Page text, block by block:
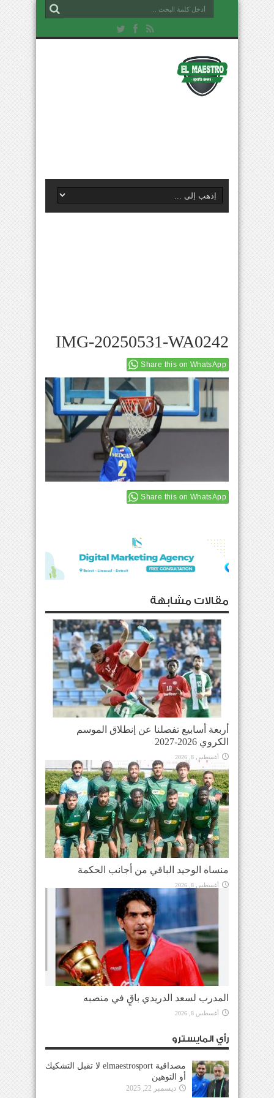
IMG-20250531-WA0242
Share this on WhatsApp
Share this on WhatsApp
مقالات مشابهة
أربعة أسابيع تفصلنا عن إنطلاق الموسم
الكروي 2026-2027
أغسطس 8, 2026
منساه الوحيد الباقي من أجانب الحكمة
أغسطس 8, 2026
المدرب لسعد الدريدي باقٍ في منصبه
أغسطس 8, 2026
رأي المايسترو
مصداقية elmaestrosport لا تقبل التشكيك
أو التوهين
ديسمبر 22, 2025